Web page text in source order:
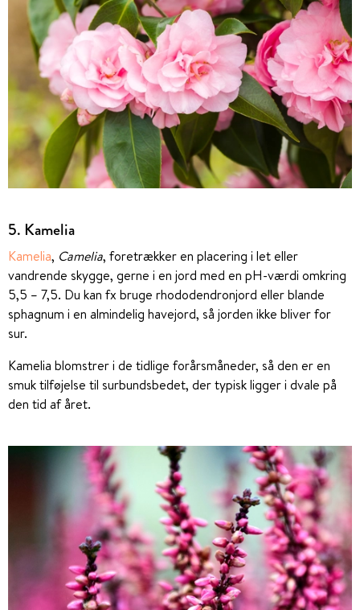
5. Kamelia
Kamelia, Camelia, foretrækker en placering i let eller
vandrende skygge, gerne i en jord med en pH-værdi omkring
5,5 – 7,5. Du kan fx bruge rhododendronjord eller blande
sphagnum i en almindelig havejord, så jorden ikke bliver for
sur.
Kamelia blomstrer i de tidlige forårsmåneder, så den er en
smuk tilføjelse til surbundsbedet, der typisk ligger i dvale på
den tid af året.